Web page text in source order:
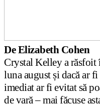
De Elizabeth Cohen
Crystal Kelley a răsfoit
luna august și dacă ar
imediat ar fi evitat să
de vară – mai făcuse